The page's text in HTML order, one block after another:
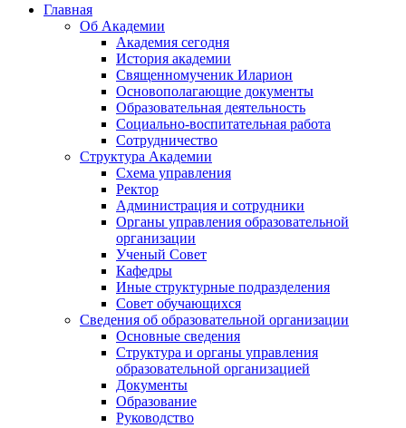
Главная
Об Академии
Академия сегодня
История академии
Священномученик Иларион
Основополагающие документы
Образовательная деятельность
Социально-воспитательная работа
Сотрудничество
Структура Академии
Схема управления
Ректор
Администрация и сотрудники
Органы управления образовательной
организации
Ученый Совет
Кафедры
Иные структурные подразделения
Совет обучающихся
Сведения об образовательной организации
Основные сведения
Структура и органы управления
образовательной организацией
Документы
Образование
Руководство